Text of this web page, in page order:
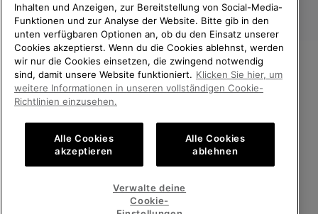
Österreich
©2026SOREL. Alle Rechte vorbehalten.
Datenschutz Nutzungsbedingungen
Allgemeine Verkaufsbedingungen Garantiebestimmungen
Impressum
Kundenservice: Mo- Fr. 9:00 - 13:00 & 14:00- 18:00 Uhr
WILLKOMMEN BEI SOREL.
BITTE WÄHLEN SIE IHR
LIEFERLAND.
Online-Einkauf verfügbar
Inhalten und Anzeigen, zur Bereitstellung von Social-Media-
Funktionen und zur Analyse der Website. Bitte gib in den
unten verfügbaren Optionen an, ob du den Einsatz unserer
Cookies akzeptierst. Wenn du die Cookies ablehnst, werden
wir nur die Cookies einsetzen, die zwingend notwendig
sind, damit unsere Website funktioniert. Klicken Sie hier, um
weitere Informationen in unseren vollständigen Cookie-
Richtlinien einzusehen.
Alle Cookies
akzeptieren
Alle Cookies
ablehnen
Verwalte deine
Cookie-